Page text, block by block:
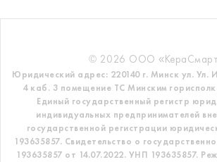
© 2026 ООО
Юридический адрес: 220140 г. Минск ул.
4 каб. 3 помещение ТС Минским
Единый государственный регистр
индивидуальных предпринимателей
государственной регистрации
193635857. Свидетельство о
193635857 от 14.07.2022. УНП 193635857.